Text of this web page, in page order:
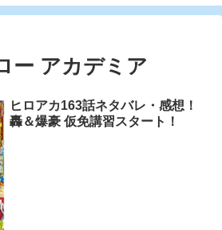
ー アカデミア
ヒロアカ163話ネタバレ・感想！
轟＆爆豪 仮免講習スタート！